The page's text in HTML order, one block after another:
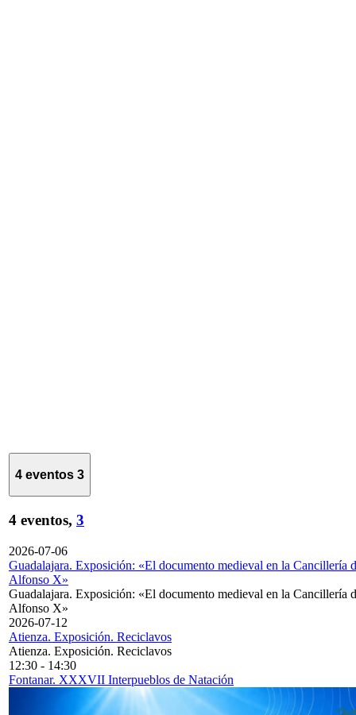
4 eventos 3
4 eventos, 3
2026-07-06
Guadalajara. Exposición: «El documento medieval en la Cancillería
Alfonso X»
Guadalajara. Exposición: «El documento medieval en la Cancillería
Alfonso X»
2026-07-12
Atienza. Exposición. Reciclavos
Atienza. Exposición. Reciclavos
12:30 - 14:30
Fontanar. XXXVII Interpueblos de Natación